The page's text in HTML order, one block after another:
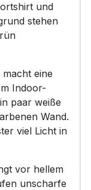
und
stehen
eine
Indoor-
paar weiße
Wand.
viel Licht in
vor hellem
unscharfe